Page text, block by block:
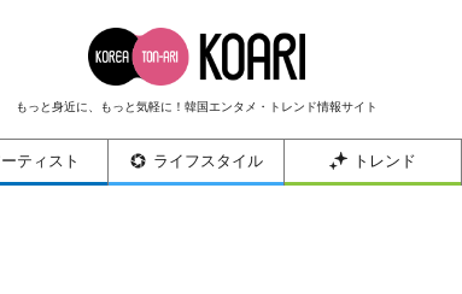
もっと身近に、もっと気軽に！韓国エンタメ・トレンド情報サイト
ティスト ライフスタイル トレンド